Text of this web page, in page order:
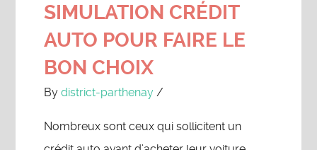
SIMULATION CRÉDIT
AUTO POUR FAIRE LE
BON CHOIX
Bydistrict-parthenay /
Nombreux sont ceux qui sollicitent un